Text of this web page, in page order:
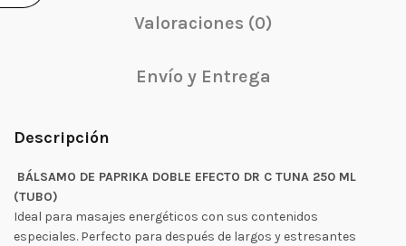
Valoraciones (0)
Envío y Entrega
Descripción
BÁLSAMO DE PAPRIKA DOBLE EFECTO DR C TUNA 250 ML
(TUBO)
Ideal para masajes energéticos con sus contenidos
especiales. Perfecto para después de largos y estresantes